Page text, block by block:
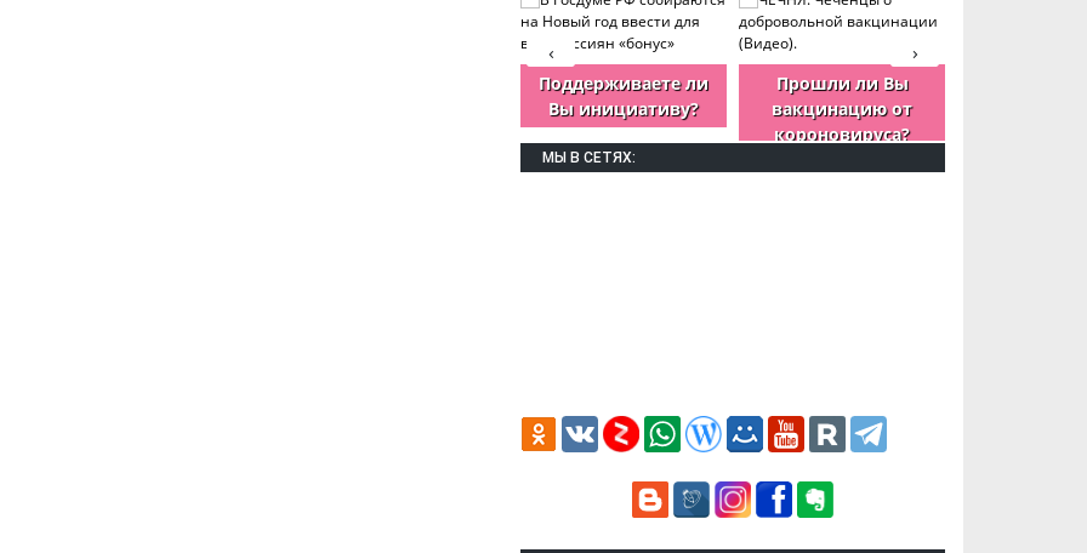
Поддерживаете ли
Вы инициативу?
Прошли ли Вы
вакцинацию от
короновируса?
›
‹
МЫ В СЕТЯХ: